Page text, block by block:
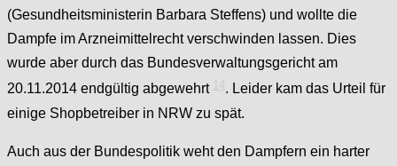
(Gesundheitsministerin Barbara Steffens) und wollte die
Dampfe im Arzneimittelrecht verschwinden lassen. Dies
wurde aber durch das Bundesverwaltungsgericht am
20.11.2014 endgültig abgewehrt
. Leider kam das Urteil für
einige Shopbetreiber in NRW zu spät.
Auch aus der Bundespolitik weht den Dampfern ein harter